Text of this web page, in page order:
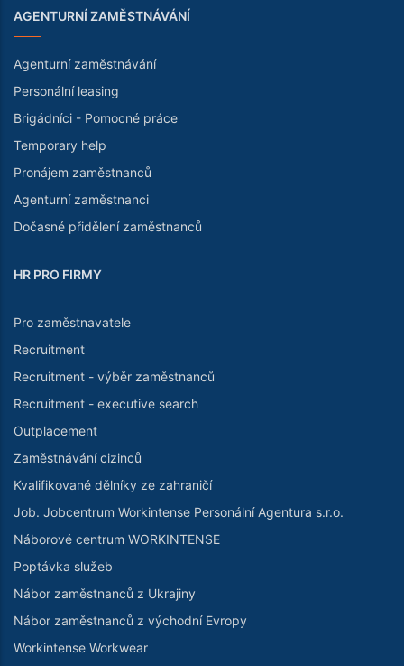
AGENTURNÍ ZAMĚSTNÁVÁNÍ
Agenturní zaměstnávání
Personální leasing
Brigádníci - Pomocné práce
Temporary help
Pronájem zaměstnanců
Agenturní zaměstnanci
Dočasné přidělení zaměstnanců
HR PRO FIRMY
Pro zaměstnavatele
Recruitment
Recruitment - výběr zaměstnanců
Recruitment - executive search
Outplacement
Zaměstnávání cizinců
Kvalifikované dělníky ze zahraničí
Job. Jobcentrum Workintense Personální Agentura s.r.o.
Náborové centrum WORKINTENSE
Poptávka služeb
Nábor zaměstnanců z Ukrajiny
Nábor zaměstnanců z východní Evropy
Workintense Workwear